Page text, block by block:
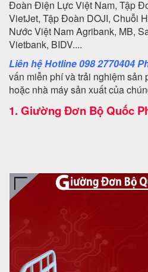
Đoàn Điện Lực Việt Nam, Tập
VietJet, Tập Đoàn DOJI, Chuỗi
Nước Việt Nam Agribank, MB,
Vietbank, BIDV....
Liên hệ Hotline 098 2770404
vấn miễn phí và trải nghiệm sản
hoặc nhà máy sản xuất của
1. Giường Đơn Bộ Quốc